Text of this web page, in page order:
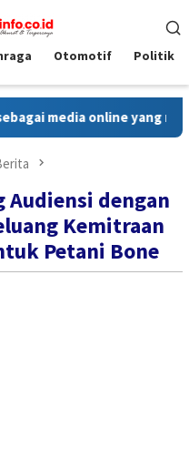
Otomotif Politik
online yang
Audiensi dengan
Kemitraan
Petani Bone